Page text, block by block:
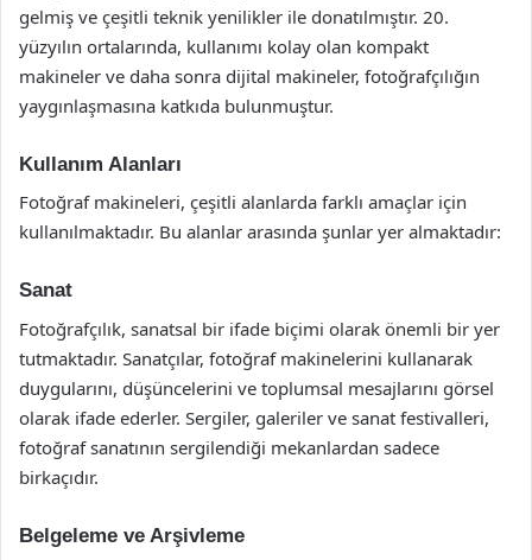
gelmiş ve çeşitli teknik yenilikler ile donatılmıştır. 20.
yüzyılın ortalarında, kullanımı kolay olan kompakt
makineler ve daha sonra dijital makineler, fotoğrafçılığın
yaygınlaşmasına katkıda bulunmuştur.
Kullanım Alanları
Fotoğraf makineleri, çeşitli alanlarda farklı amaçlar için
kullanılmaktadır. Bu alanlar arasında şunlar yer almaktadır:
Sanat
Fotoğrafçılık, sanatsal bir ifade biçimi olarak önemli bir yer
tutmaktadır. Sanatçılar, fotoğraf makinelerini kullanarak
duygularını, düşüncelerini ve toplumsal mesajlarını görsel
olarak ifade ederler. Sergiler, galeriler ve sanat festivalleri,
fotoğraf sanatının sergilendiği mekanlardan sadece
birkaçıdır.
Belgeleme ve Arşivleme